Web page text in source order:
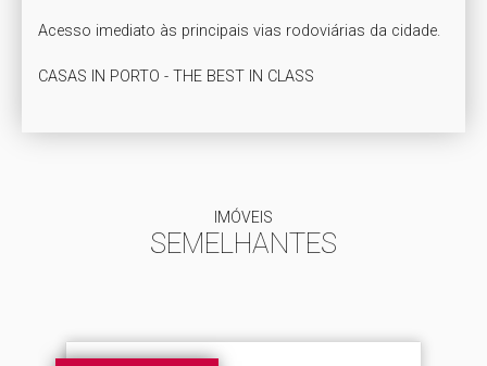
Acesso imediato às principais vias rodoviárias da cidade.
CASAS IN PORTO - THE BEST IN CLASS
IMÓVEIS
SEMELHANTES